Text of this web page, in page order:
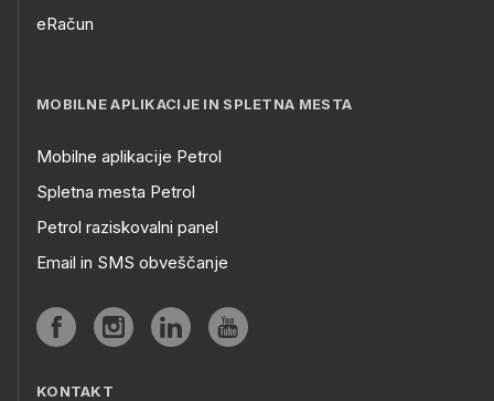
eRačun
MOBILNE APLIKACIJE IN SPLETNA MESTA
Mobilne aplikacije Petrol
Spletna mesta Petrol
Petrol raziskovalni panel
Email in SMS obveščanje
KONTAKT